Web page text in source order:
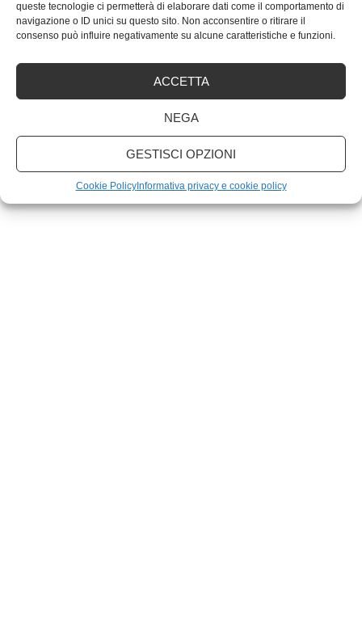
queste tecnologie ci permetterà di elaborare dati come il comportamento di
navigazione o ID unici su questo sito. Non acconsentire o ritirare il
consenso può influire negativamente su alcune caratteristiche e funzioni.
ACCETTA
NEGA
GESTISCI OPZIONI
Cookie PolicyInformativa privacy e cookie policy
Quali sono le migliori marche di PC portatili?
Non accontentarti! Come ottenere di più dall’email